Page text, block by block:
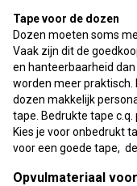
Tape voor de dozen
Dozen moeten soms
Vaak zijn dit de
en hanteerbaarheid
worden meer praktisch.
dozen makkelijk
tape. Bedrukte tape c.q.
Kies je voor onbedrukt
voor een goede tape,
Opvulmateriaal